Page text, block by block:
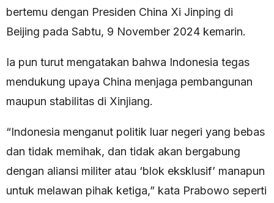
bertemu dengan Presiden China Xi Jinping di
Beijing pada Sabtu, 9 November 2024 kemarin.
Ia pun turut mengatakan bahwa Indonesia tegas
mendukung upaya China menjaga pembangunan
maupun stabilitas di Xinjiang.
“Indonesia menganut politik luar negeri yang bebas
dan tidak memihak, dan tidak akan bergabung
dengan aliansi militer atau ‘blok eksklusif’ manapun
untuk melawan pihak ketiga,” kata Prabowo seperti